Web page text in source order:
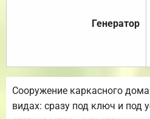
Генератор
Сооружение каркасного
видах: сразу под ключ и под